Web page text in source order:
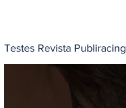
Testes Revista Publiracing